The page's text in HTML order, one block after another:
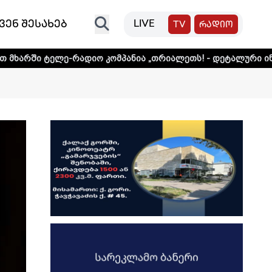
შესახებ LIVE TV რადიო
რადიო კომპანია „თრიალეთს! - დეტალური